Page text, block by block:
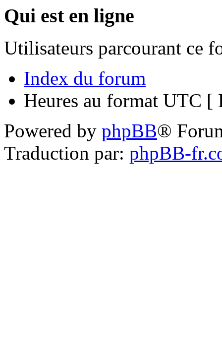
Qui est en ligne
Utilisateurs parcourant ce
Index du forum
Heures au format UTC [
Powered by phpBB®
Traduction par: phpBB-